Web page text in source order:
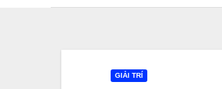
GIẢI TRÍ